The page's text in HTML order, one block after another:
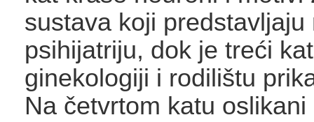
sustava koji predstavljaju
psihijatriju, dok je treći
ginekologiji i rodilištu
Na četvrtom katu